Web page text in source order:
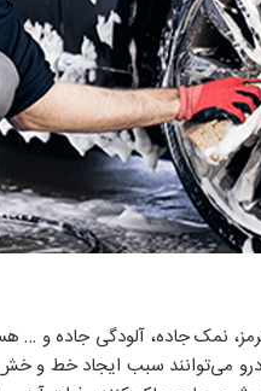
نمک جاده، آلودگی جاده و …
می‌توانند سبب ایجاد خط و خش